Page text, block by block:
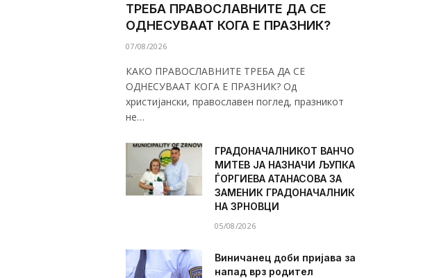
ТРЕБА ПРАВОСЛАВНИТЕ ДА СЕ
ОДНЕСУВААТ КОГА Е ПРАЗНИК?
07/08/2026
КАКО ПРАВОСЛАВНИТЕ ТРЕБА ДА СЕ
ОДНЕСУВААТ КОГА Е ПРАЗНИК? Од
христијански, православен поглед, празникот
не…
ГРАДОНАЧАЛНИКОТ ВАНЧО
МИТЕВ ЈА НАЗНАЧИ ЉУПКА
ЃОРГИЕВА АТАНАСОВА ЗА
ЗАМЕНИК ГРАДОНАЧАЛНИК
НА ЗРНОВЦИ
05/08/2026
Виничанец доби пријава за
напад врз родител